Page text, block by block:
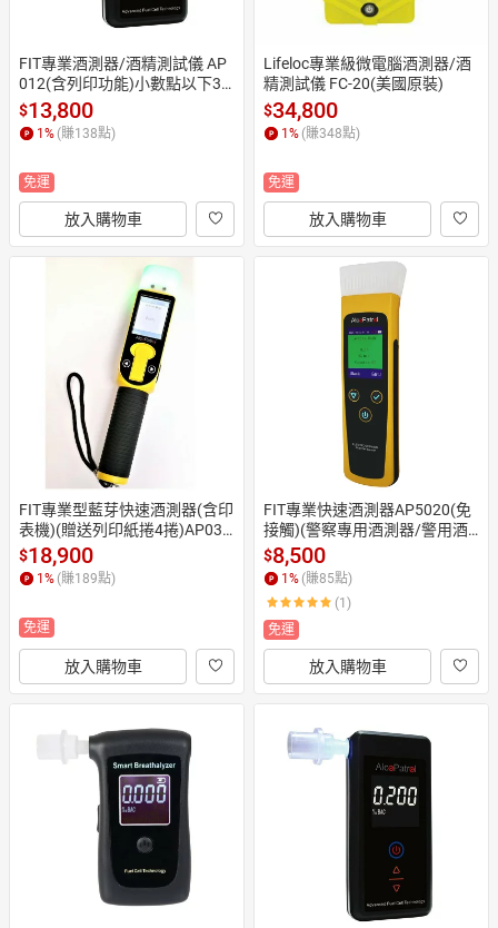
FIT專業酒測器/酒精測試儀 AP
012(含列印功能)小數點以下3
位(贈送列印紙捲4捲)
$13,800
1% (賺138點)
免運
放入購物車
Lifeloc專業級微電腦酒測器/酒
精測試儀 FC-20(美國原裝)
$34,800
1% (賺348點)
免運
放入購物車
FIT專業型藍芽快速酒測器(含印
表機)(贈送列印紙捲4捲)AP035
-Pro(警察專用酒測器/警用酒測
器
$18,900
1 % (賺189點)
免運
放入購物車
FIT專業快速酒測器AP5020(免
接觸)(警察專用酒測器/警用酒
測器)
$8,500
1 % (賺85點)
(1)
免運
放入購物車